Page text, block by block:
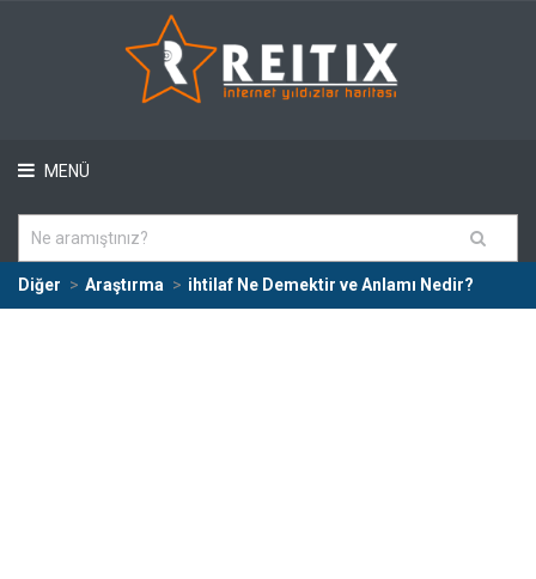
MENÜ
Diğer Araştırma ihtilaf Ne Demektir ve Anlamı Nedir?